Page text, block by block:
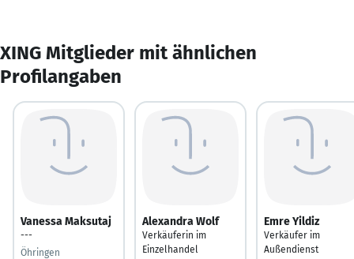
XING Mitglieder mit ähnlichen
Profilangaben
Vanessa Maksutaj
---
Öhringen
Alexandra Wolf
Verkäuferin im
Einzelhandel
Emre Yildiz
Verkäufer im
Außendienst